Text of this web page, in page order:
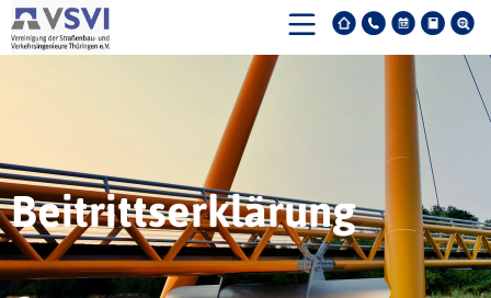
Beitrittserklärung